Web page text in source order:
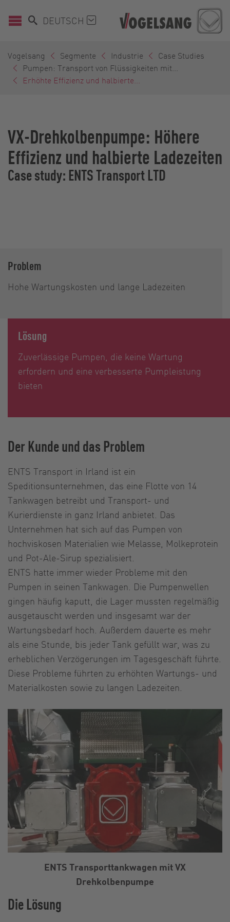
DEUTSCH
Vogelsang Segmente Industrie
Case Studies
Pumpen: Transport von Flüssigkeiten mit...
Erhöhte Effizienz und halbierte...
VX-Drehkolbenpumpe: Höhere
Effizienz und halbierte Ladezeiten
Case study: ENTS Transport LTD
Problem
Hohe Wartungskosten und lange Ladezeiten
Lösung
Zuverlässige Pumpen, die keine Wartung
erfordern und eine verbesserte Pumpleistung
bieten
Der Kunde und das Problem
ENTS Transport in Irland ist ein
Speditionsunternehmen, das eine Flotte von 14
Tankwagen betreibt und Transport- und
Kurierdienste in ganz Irland anbietet. Das
Unternehmen hat sich auf das Pumpen von
hochviskosen Materialien wie Melasse, Molkeprotein
und Pot-Ale-Sirup spezialisiert.
ENTS hatte immer wieder Probleme mit den
Pumpen in seinen Tankwagen. Die Pumpenwellen
gingen häufig kaputt, die Lager mussten regelmäßig
ausgetauscht werden und insgesamt war der
Wartungsbedarf hoch. Außerdem dauerte es mehr
als eine Stunde, bis jeder Tank gefüllt war, was zu
erheblichen Verzögerungen im Tagesgeschäft führte.
Diese Probleme führten zu erhöhten Wartungs- und
Materialkosten sowie zu langen Ladezeiten.
Die Lösung
ENTS Transporttankwagen mit VX
Drehkolbenpumpe